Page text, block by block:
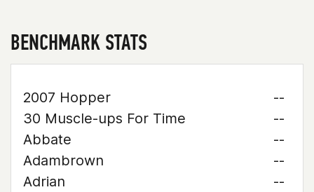
BENCHMARK STATS
2007 Hopper
--
30 Muscle-ups For Time
--
Abbate
--
Adambrown
--
Adrian
--